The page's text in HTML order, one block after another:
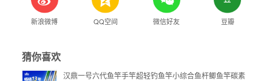
新浪微博 QQ空间 微信好友 豆瓣
猜你喜欢
汉鼎一号六代鱼竿手竿超轻钓鱼竿小综合鱼杆鲫鱼竿碳素